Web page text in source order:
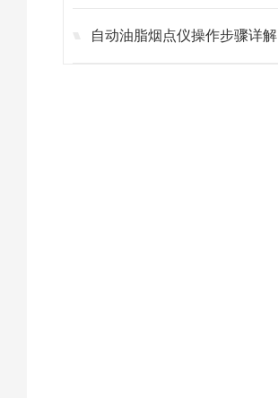
自动油脂烟点仪操作步骤详解